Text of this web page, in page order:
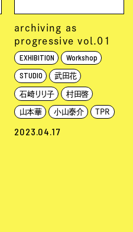
archiving as
progressive vol.01
EXHIBITION
Workshop
STUDIO
武田花
石崎りり子 村田啓
山本華 小山泰介 TPR
2023.04.17